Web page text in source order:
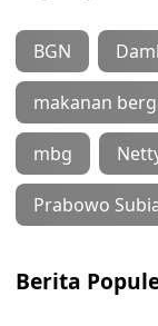
BGN
makanan
mbg
Prabowo
Berita